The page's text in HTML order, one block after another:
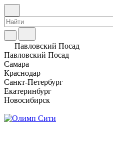
Павловский Посад
Павловский Посад
Самара
Краснодар
Санкт-Петербург
Екатеринбург
Новосибирск